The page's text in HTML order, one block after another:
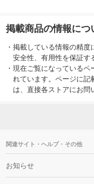
掲載商品の情報につ
・ 掲載している情報の精度
安全性、有用性を保証す
・ 現在ご覧になっているペ
れています。ページに記
は、直接各ストアにお問
関連サイト・ヘルプ・その他
お知らせ